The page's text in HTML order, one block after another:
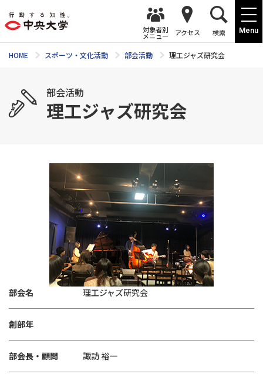
Menu
対象者別
メニュー アクセス 検索
HOME スポーツ・文化活動 部会活動 理工ジャズ研究会
部会活動
理工ジャズ研究会
部会名 理工ジャズ研究会
創部年
部会長・顧問 諏訪 裕一